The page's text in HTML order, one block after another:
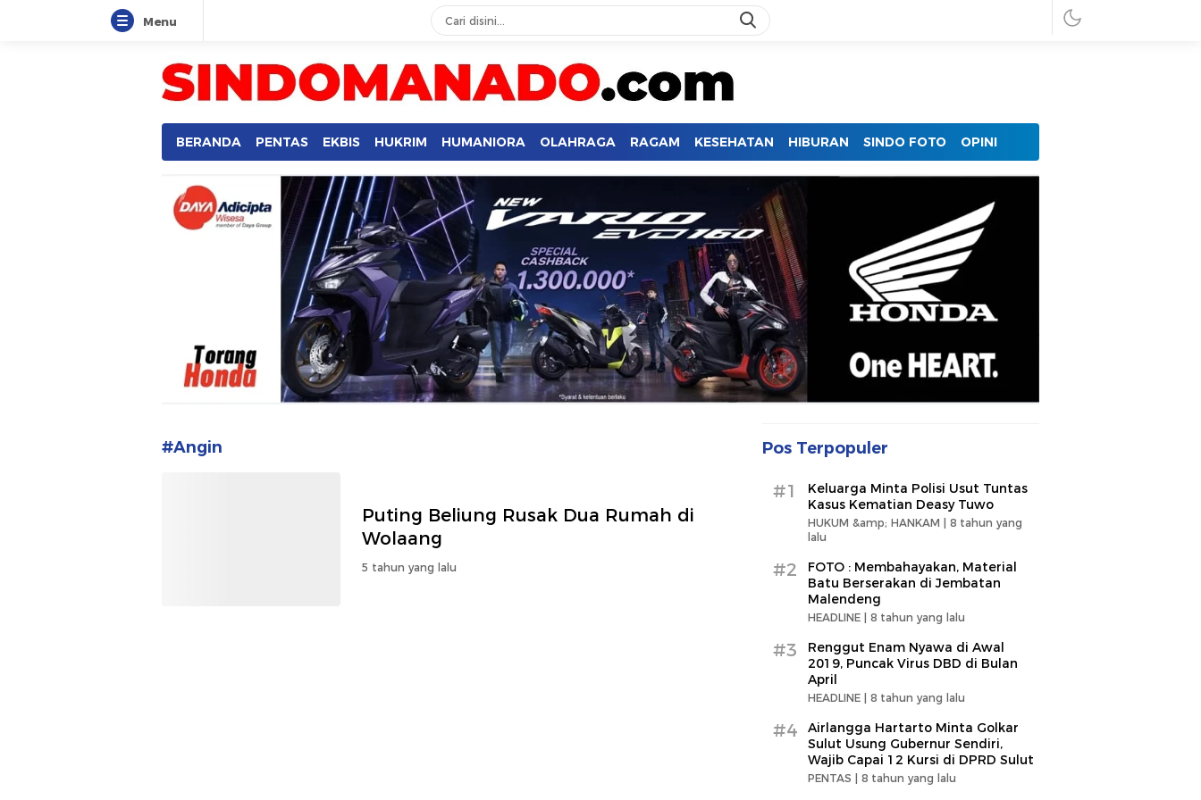
Menu
SINDOMANADO
Informatif dan Edukatif
BERANDA PENTAS EKBIS HUKRIM HUMANIORA OLAHRAGA RAGAM KESEHATAN HIBURAN SINDO FOTO OPINI
#Angin
Puting Beliung Rusak Dua Rumah di
Wolaang
5 tahun yang lalu
Pos Terpopuler
#1
Keluarga Minta Polisi Usut Tuntas
Kasus Kematian Deasy Tuwo
HUKUM &amp; HANKAM | 8 tahun yang
lalu
#2
FOTO : Membahayakan, Material
Batu Berserakan di Jembatan
Malendeng
HEADLINE | 8 tahun yang lalu
#3
Renggut Enam Nyawa di Awal
2019, Puncak Virus DBD di Bulan
April
HEADLINE | 8 tahun yang lalu
#4
Airlangga Hartarto Minta Golkar
Sulut Usung Gubernur Sendiri,
Wajib Capai 12 Kursi di DPRD Sulut
PENTAS | 8 tahun yang lalu